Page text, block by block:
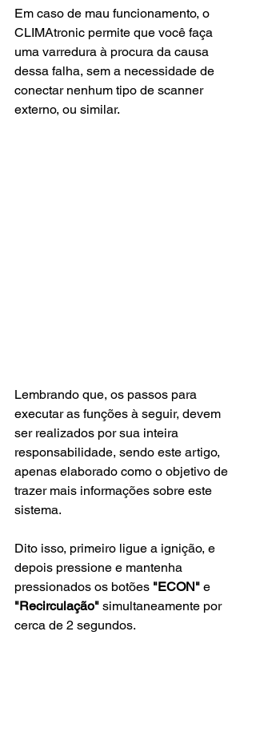
Em caso de mau funcionamento, o
CLIMAtronic permite que você faça
uma varredura à procura da causa
dessa falha, sem a necessidade de
conectar nenhum tipo de scanner
externo, ou similar.
Lembrando que, os passos para
executar as funções à seguir, devem
ser realizados por sua inteira
responsabilidade, sendo este artigo,
apenas elaborado como o objetivo de
trazer mais informações sobre este
sistema.
Dito isso, primeiro ligue a ignição, e
depois pressione e mantenha
pressionados os botões "ECON" e
"Recirculação" simultaneamente por
cerca de 2 segundos.